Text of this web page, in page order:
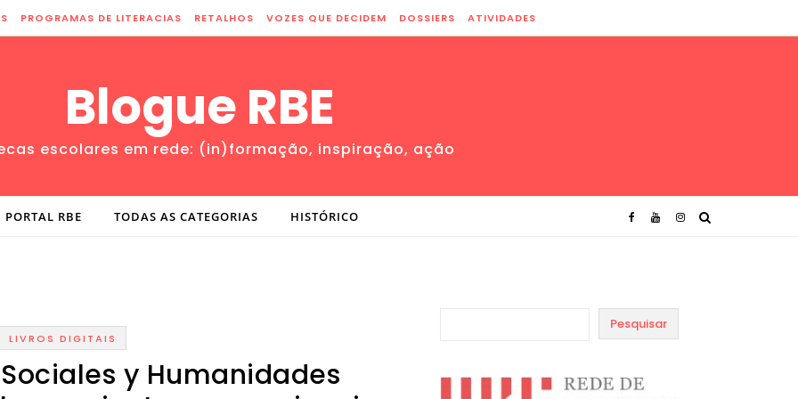
PROGRAMAS DE LITERACIAS RETALHOS VOZES QUE DECIDEM DOSSIERS ATIVIDADES
Blogue RBE
escolares em rede: (in)formação, inspiração, ação
PORTAL RBE TODAS AS CATEGORIAS HISTÓRICO
LIVROS DIGITAIS
y Humanidades
Pesquisar